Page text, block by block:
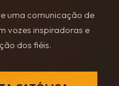
uma comunicação de
vozes inspiradoras e
dos fiéis.